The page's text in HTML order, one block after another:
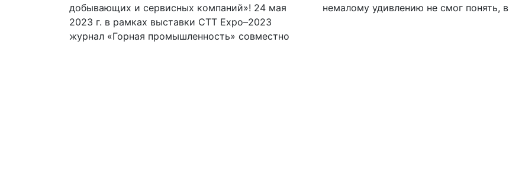
добывающих и сервисных компаний»! 24 мая
2023 г. в рамках выставки СТТ Expo–2023
журнал «Горная промышленность» совместно
немалому удивлению не смог понять, в